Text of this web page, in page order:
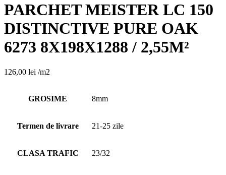
PARCHET MEISTER LC 150
DISTINCTIVE PURE OAK
6273 8X198X1288 / 2,55M²
126,00 lei /m2
GROSIME 8mm
Termen de livrare 21-25 zile
CLASA TRAFIC 23/32